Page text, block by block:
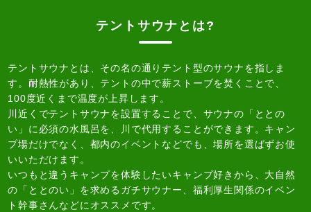
テントサウナとは?
テントサウナとは、その名の通りテント型のサウナを指しま
す。耐熱性があり、テントの中で薪ストーブを焚くことで、
100度近くまで温度が上昇します。
川近くでテントサウナを設置することで、サウナの「ととの
い」に必須の水風呂を、川で代用することができます。キャン
プ場だけでなく、都内のイベントなどでも、場所を選ばずお使
いいただけます。
いつもと違うキャンプを体験したいキャンプ好きから、大自然
の「ととのい」を求めるガチサウナー、福利厚生関係のイベン
ト幹事さんなどにオススメです。